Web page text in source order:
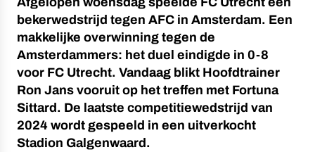
bekerwedstrijd tegen AFC in Amsterdam. Een
makkelijke overwinning tegen de
Amsterdammers: het duel eindigde in 0-8
voor FC Utrecht. Vandaag blikt Hoofdtrainer
Ron Jans vooruit op het treffen met Fortuna
Sittard. De laatste competitiewedstrijd van
2024 wordt gespeeld in een uitverkocht
Stadion Galgenwaard.